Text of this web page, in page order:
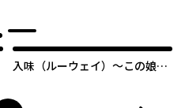
入味（ルーウェイ）～この娘と
ク】